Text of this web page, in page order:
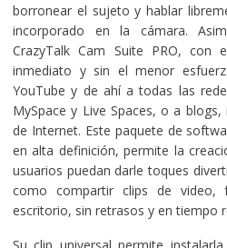
borronear el sujeto y hablar
incorporado en la cámara.
CrazyTalk Cam Suite PRO, con
inmediato y sin el menor
YouTube y de ahí a todas las
MySpace y Live Spaces, o a
de Internet. Este paquete de
en alta definición, permite la
usuarios puedan darle toques
como compartir clips de
escritorio, sin retrasos y en tiempo